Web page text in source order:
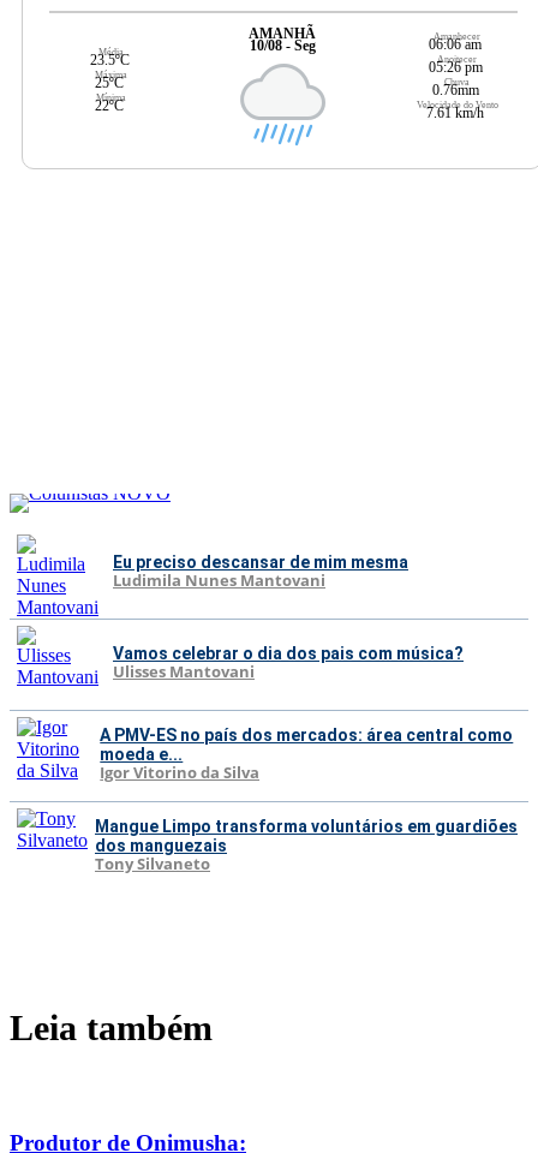
Média
23.5ºC
Máxima
25ºC
Mínima
22ºC
AMANHÃ
10/08 - Seg
Amanhecer
06:06 am
Anoitecer
05:26 pm
Chuva
0.76mm
Velocidade do Vento
7.61 km/h
Eu preciso descansar de mim mesma
Ludimila Nunes Mantovani
Vamos celebrar o dia dos pais com música?
Ulisses Mantovani
A PMV-ES no país dos mercados: área central como
moeda e...
Igor Vitorino da Silva
Mangue Limpo transforma voluntários em guardiões
dos manguezais
Tony Silvaneto
Leia também
Produtor de Onimusha: